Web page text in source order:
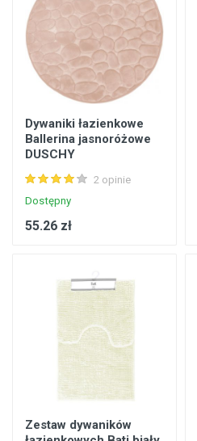
Dywaniki łazienkowe
Ballerina jasnoróżowe
DUSCHY
2 opinie
Dostępny
55.26 zł
Zestaw dywaników